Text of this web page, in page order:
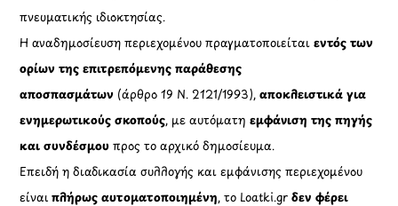
πνευματικής ιδιοκτησίας.
Η αναδημοσίευση περιεχομένου πραγματοποιείταιεντός των
ορίων της επιτρεπόμενης παράθεσης
αποσπασμάτων (άρθρο 19 Ν. 2121/1993), αποκλειστικά για
ενημερωτικούς σκοπούς, με αυτόματηεμφάνιση της πηγής
και συνδέσμου προς το αρχικό δημοσίευμα.
Επειδή η διαδικασία συλλογής και εμφάνισης περιεχομένου
είναιπλήρως αυτοματοποιημένη, το Loatki.grδεν φέρει